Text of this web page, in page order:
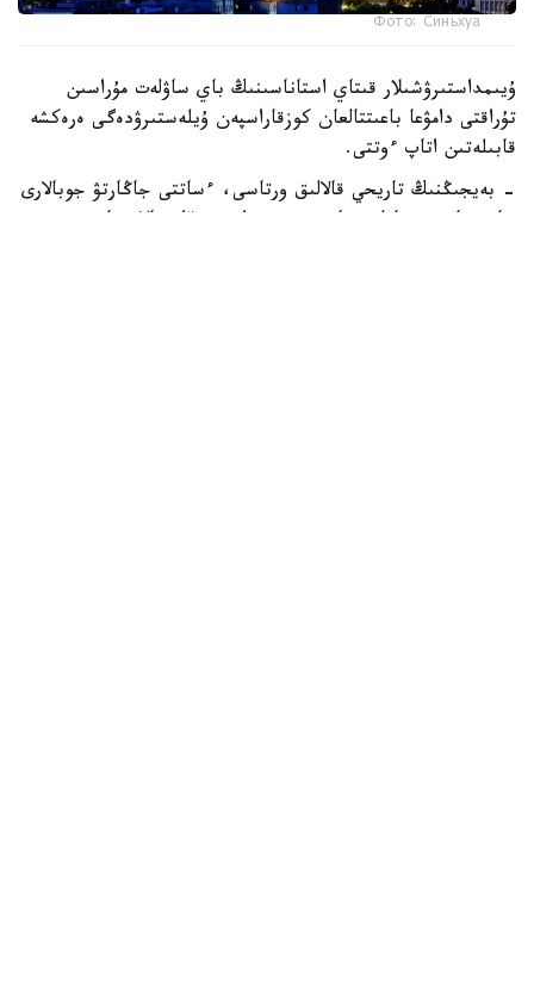
Фото: Синьхуа
ۇيىمداستىرۋشىلار قىتاي استاناسىنىڭ باي ساۋلەت مۇراسىن
تۇراقتى دامۋعا باعىتتالعان كوزقاراسپەن ۇيلەستىرۋدەگى ەرەكشە
قابىلەتىن اتاپ ءوتتى.
- بەيجىڭنىڭ تاريحي قالالىق ورتاسى، ءساتتى جاڭارتۋ جوبالارى
جانە جارقىن ساۋلەت مادەنيەتى مۇرا، يننوۆاتسيالار جانە